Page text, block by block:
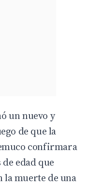
un nuevo y
de que la
confirmara
edad que
muerte de una